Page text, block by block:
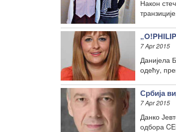
Након
7 Apr 2015
Данијела
одећу,
Србија
7 Apr 2015
Данко
одбора